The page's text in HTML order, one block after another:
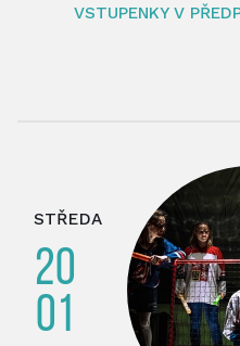
VSTUPENKY V
STŘEDA
20
01